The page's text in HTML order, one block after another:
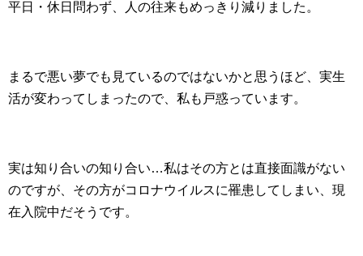
平日・休日問わず、人の往来もめっきり減りました。
まるで悪い夢でも見ているのではないかと思うほど、実生
活が変わってしまったので、私も戸惑っています。
実は知り合いの知り合い…私はその方とは直接面識がない
のですが、その方がコロナウイルスに罹患してしまい、現
在入院中だそうです。